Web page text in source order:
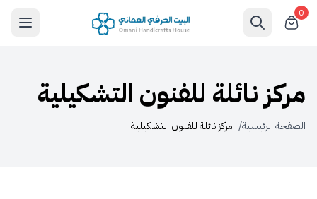
0
مركز نائلة للفنون التشكيلية
الصفحة الرئيسية/ مركز نائلة للفنون التشكيلية